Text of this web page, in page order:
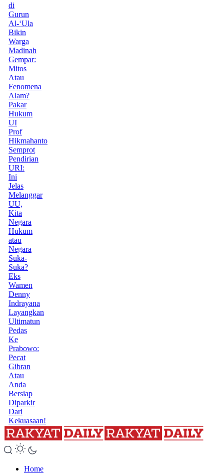
di
Gurun
Al-‘Ula
Bikin
Warga
Madinah
Gempar:
Mitos
Atau
Fenomena
Alam?
Pakar
Hukum
UI
Prof
Hikmahanto
Semprot
Pendirian
URI:
Ini
Jelas
Melanggar
UU,
Kita
Negara
Hukum
atau
Negara
Suka-
Suka?
Eks
Wamen
Denny
Indrayana
Layangkan
Ultimatun
Pedas
Ke
Prabowo:
Pecat
Gibran
Atau
Anda
Bersiap
Diparkir
Dari
Kekuasaan!
Home